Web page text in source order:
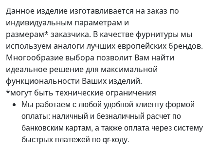
Данное изделие изготавливается на заказ по
индивидуальным параметрам и
размерам* заказчика. В качестве фурнитуры мы
используем аналоги лучших европейских брендов.
Многообразие выбора позволит Вам найти
идеальное решение для максимальной
функциональности Ваших изделий.
*могут быть технические ограничения
Мы работаем с любой удобной клиенту формой
оплаты: наличный и безналичный расчет по
банковским картам, а также оплата через систему
быстрых платежей по qr-коду.